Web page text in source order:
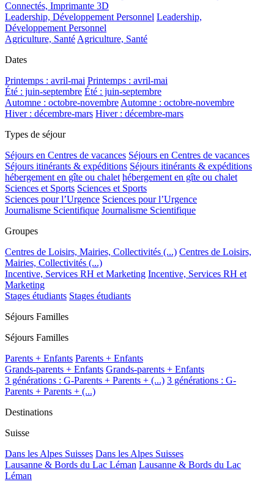
Connectés, Imprimante 3D
Leadership, Développement Personnel Leadership,
Développement Personnel
Agriculture, Santé Agriculture, Santé
Dates
Printemps : avril-mai Printemps : avril-mai
Été : juin-septembre Été : juin-septembre
Automne : octobre-novembre Automne : octobre-novembre
Hiver : décembre-mars Hiver : décembre-mars
Types de séjour
Séjours en Centres de vacances Séjours en Centres de vacances
Séjours itinérants & expéditions Séjours itinérants & expéditions
hébergement en gîte ou chalet hébergement en gîte ou chalet
Sciences et Sports Sciences et Sports
Sciences pour l’Urgence Sciences pour l’Urgence
Journalisme Scientifique Journalisme Scientifique
Groupes
Centres de Loisirs, Mairies, Collectivités (...) Centres de Loisirs,
Mairies, Collectivités (...)
Incentive, Services RH et Marketing Incentive, Services RH et
Marketing
Stages étudiants Stages étudiants
Séjours Familles
Séjours Familles
Parents + Enfants Parents + Enfants
Grands-parents + Enfants Grands-parents + Enfants
3 générations : G-Parents + Parents + (...) 3 générations : G-
Parents + Parents + (...)
Destinations
Suisse
Dans les Alpes Suisses Dans les Alpes Suisses
Lausanne & Bords du Lac Léman Lausanne & Bords du Lac
Léman